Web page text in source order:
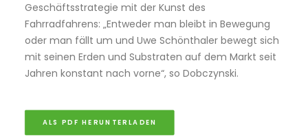
Geschäftsstrategie mit der Kunst des
Fahrradfahrens: „Entweder man bleibt in Bewegung
oder man fällt um und Uwe Schönthaler bewegt sich
mit seinen Erden und Substraten auf dem Markt seit
Jahren konstant nach vorne“, so Dobczynski.
ALS PDF HERUNTERLADEN